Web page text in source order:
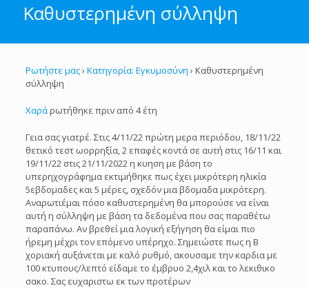
Καθυστερημένη σύλληψη
Ρωτήστε μας› Κατηγορία: Εγκυμοσύνη › Καθυστερημένη
σύλληψη
Χαράρωτήθηκε πριν από 4 έτη
Γεια σας γιατρέ. Στις 4/11/22 πρώτη μερα περιόδου, 18/11/22
θετικό τεστ ωορρηξία, 2 επαφές κοντά σε αυτή στις 16/11 και
19/11/22 στις 21/11/2022 η κυηση με βάση το
υπερηχογράφημα εκτιμήθηκε πως έχει μικρότερη ηλικία
5εβδομαδες και 5 μέρες, σχεδόν μια βδομαδα μικρότερη.
Αναρωτιέμαι πόσο καθυστερημένη θα μπορούσε να είναι
αυτή η σύλληψη με βάση τα δεδομένα που σας παραθέτω
παραπάνω. Αν βρεθεί μια λογική εξήγηση θα είμαι πιο
ήρεμη μέχρι τον επόμενο υπέρηχο. Σημειώστε πως η Β
χοριακή αυξάνεται με καλό ρυθμό, ακουσαμε την καρδια με
100 κτυπους/λεπτό είδαμε το έμβρυο 2,4χιλ και το λεκιθικο
σακο. Σας ευχαριστω εκ των προτέρων